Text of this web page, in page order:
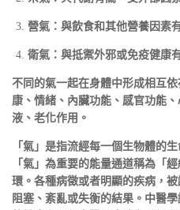
營氣：與飲食和其他營養因素
衛氣：與抵禦外邪或免疫健康
不同的氣一起在身體中形成相互
康、情緒、內臟功能、感官功能
液、老化作用。
「氣」是指流經每一個生物體的
「氣」為重要的能量通道稱為「
環。各種病徵或者明顯的疾病，
阻塞、紊亂或失衡的結果。中醫